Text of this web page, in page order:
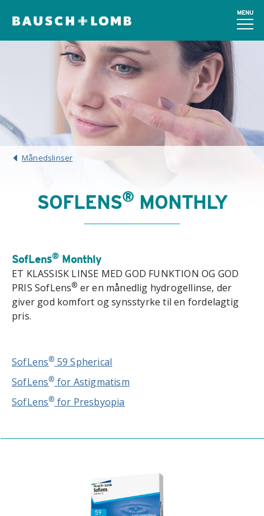
MENU
Månedslinser
SOFLENS®MONTHLY
SofLens® Monthly
ET KLASSISK LINSE MED GOD FUNKTION OG GOD
PRIS SofLens® er en månedlig hydrogellinse, der
giver god komfort og synsstyrke til en fordelagtig
pris.
SofLens® 59 Spherical
SofLens® for Astigmatism
SofLens® for Presbyopia